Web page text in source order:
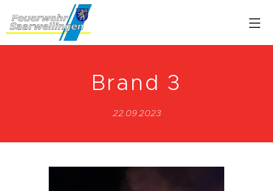
Brand 3
22.09.2023